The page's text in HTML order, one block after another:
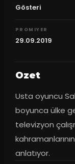
Gösteri
PROMIYER
29.09.2019
Ozet
Usta oyuncu
boyunca ülke
televizyon
anlatıyor.